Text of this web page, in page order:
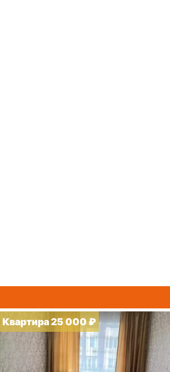
Квартира 25 000 ₽